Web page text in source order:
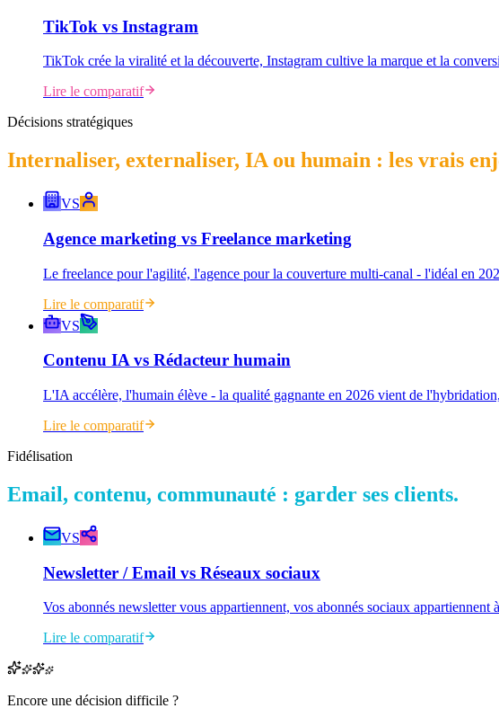
TikTok vs Instagram
TikTok crée la viralité et la découverte, Instagram cultive la marque et la
Lire le comparatif
Décisions stratégiques
Internaliser, externaliser, IA ou humain : les vrais
VS
Agence marketing vs Freelance marketing
Le freelance pour l'agilité, l'agence pour la couverture multi-canal - l'idéal en
Lire le comparatif
VS
Contenu IAvs Rédacteur humain
L'IA accélère, l'humain élève - la qualité gagnante en 2026 vient de
Lire le comparatif
Fidélisation
Email, contenu, communauté : garder ses clients.
VS
Newsletter / Email vs Réseaux sociaux
Vos abonnés newsletter vous appartiennent, vos abonnés sociaux
Lire le comparatif
Encore une décision difficile ?